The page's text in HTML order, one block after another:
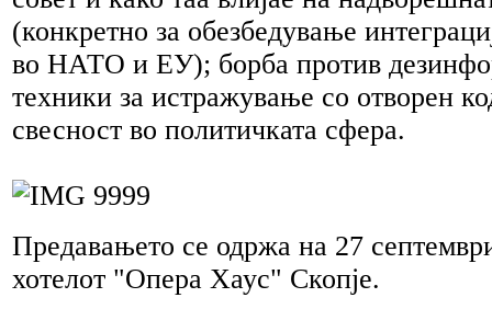
(конкретно за обезбедување
во НАТО и ЕУ); борба против
техники за истражување со отворен
свесност во политичката сфера.
Предавањето се одржа на 27
хотелот "Опера Хаус" Скопје.